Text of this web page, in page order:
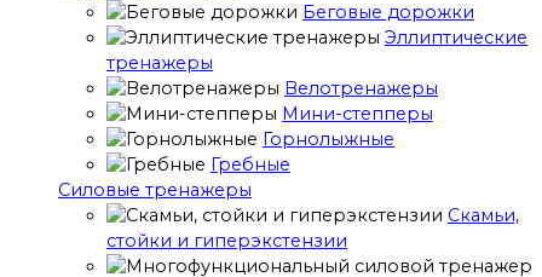
Беговые дорожки
Эллиптические
тренажеры
Велотренажеры
Мини-степперы
Горнолыжные
Гребные
Cиловые тренажеры
Скамьи,
стойки и гиперэкстензии